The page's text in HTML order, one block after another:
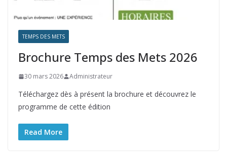
TEMPS DES METS
Brochure Temps des Mets 2026
30 mars 2026 Administrateur
Téléchargez dès à présent la brochure et découvrez le
programme de cette édition
Read More